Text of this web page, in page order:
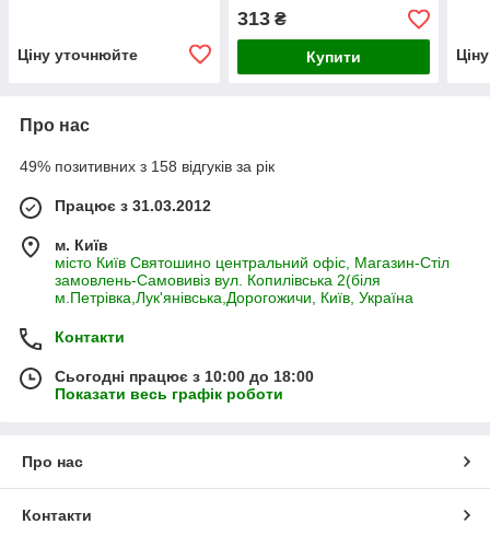
Ціну уточнюйте
313₴
Купити
Про нас
49% позитивних з 158 відгуків за рік
Працює з 31.03.2012
м. Київ
місто Київ Святошино центральний офіс, Магазин-Стіл
замовлень-Самовивіз вул. Копилівська 2(біля
м.Петрівка,Лук'янівська,Дорогожичи, Київ, Україна
Контакти
Сьогодні працює з 10:00 до 18:00
Показати весь графік роботи
Про нас
Контакти